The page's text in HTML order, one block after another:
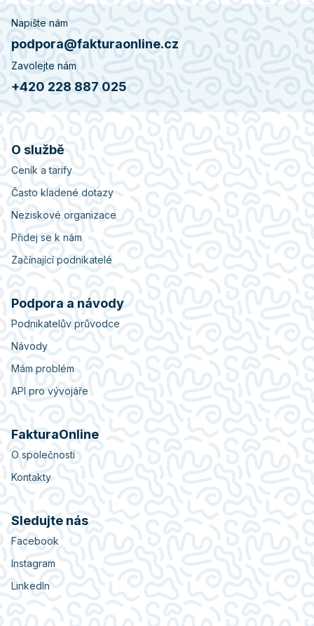
Napište nám
podpora@fakturaonline.cz
Zavolejte nám
+420 228 887 025
O službě
Ceník a tarify
Často kladené dotazy
Neziskové organizace
Přidej se k nám
Začínající podnikatelé
Podpora a návody
Podnikatelův průvodce
Návody
Mám problém
API pro vývojáře
FakturaOnline
O společnosti
Kontakty
Sledujte nás
Facebook
Instagram
LinkedIn